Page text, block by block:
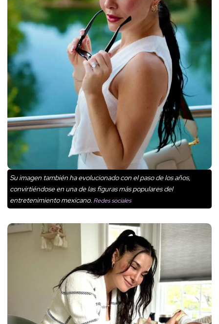
Su imagen también ha evolucionado con el paso de los años,
convirtiéndose en una de las figuras más populares del
entretenimiento mexicano. Redes sociales